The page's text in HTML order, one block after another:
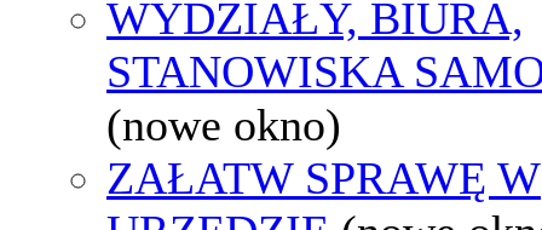
WYDZIAŁY, BIURA,
STANOWISKA
(nowe okno)
ZAŁATW SPRAWĘ W